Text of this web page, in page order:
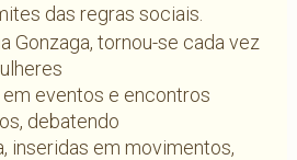
das regras sociais.
Gonzaga, tornou-se cada vez
eventos e encontros
debatendo
inseridas em movimentos,